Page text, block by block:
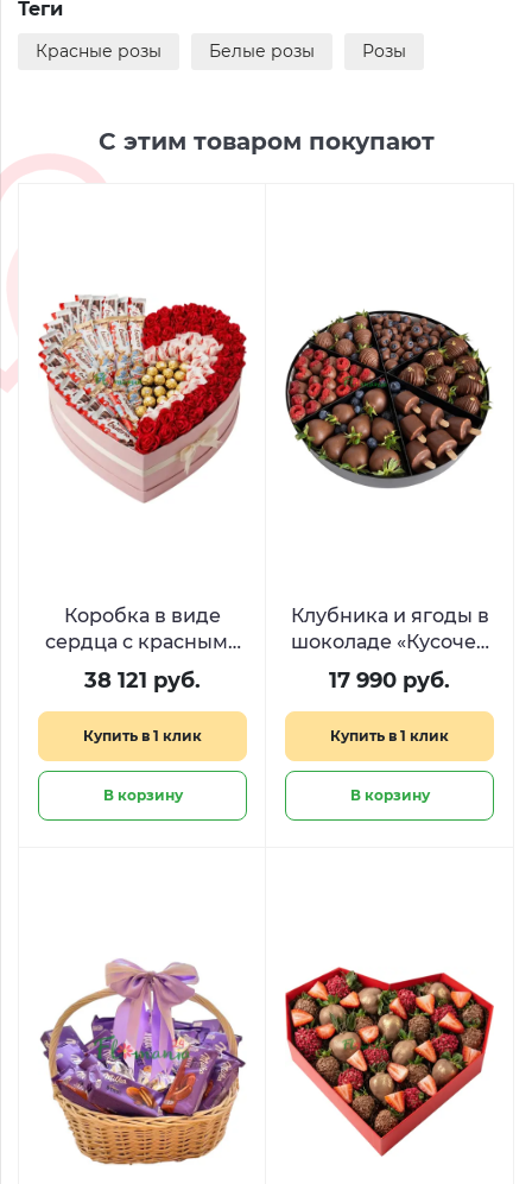
Теги
Красные розы Белые розы Розы
С этим товаром покупают
Коробка в виде
сердца с красными
розами и
сладостями
38 121 руб.
Купить в 1 клик
В корзину
Клубника и ягоды в
шоколаде «Кусочек
счастья»
17 990 руб.
Купить в 1 клик
В корзину